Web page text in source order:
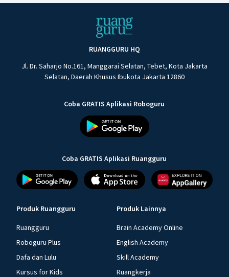
RUANGGURU HQ
Jl. Dr. Saharjo No.161, Manggarai Selatan, Tebet, Kota Jakarta
Selatan, Daerah Khusus Ibukota Jakarta 12860
Coba GRATIS Aplikasi Roboguru
Coba GRATIS Aplikasi Ruangguru
Produk Ruangguru
Ruangguru
Roboguru Plus
Dafa dan Lulu
Kursus for Kids
Produk Lainnya
Brain Academy Online
English Academy
Skill Academy
Ruangkerja